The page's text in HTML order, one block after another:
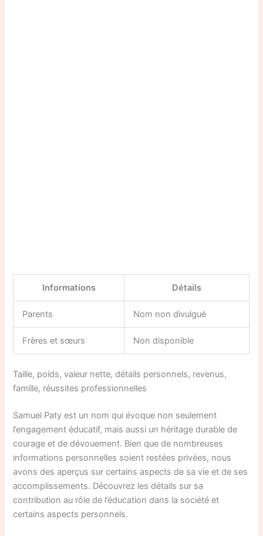
Informations Détails
Parents Nom non divulgué
Frères et sœurs Non disponible
Taille, poids, valeur nette, détails personnels, revenus,
famille, réussites professionnelles
Samuel Paty est un nom qui évoque non seulement
l’engagement éducatif, mais aussi un héritage durable de
courage et de dévouement. Bien que de nombreuses
informations personnelles soient restées privées, nous
avons des aperçus sur certains aspects de sa vie et de ses
accomplissements. Découvrez les détails sur sa
contribution au rôle de l’éducation dans la société et
certains aspects personnels.